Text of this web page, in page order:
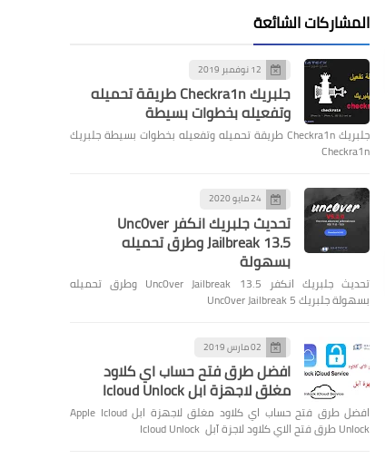
المشاركات الشائعة
12 نوفمبر 2019
جلبريك Checkra1n طريقة تحميله
وتفعيله بخطوات بسيطة
جلبريك Checkra1n طريقة تحميله وتفعيله بخطوات بسيطة جلبريك
Checkra1n
24 مايو 2020
تحديث جلبريك انكفر Unc0ver
Jailbreak 13.5 وطرق تحميله
بسهولة
تحديث جلبريك انكفر Unc0ver Jailbreak 13.5 وطرق تحميله
بسهولة جلبريك Unc0ver Jailbreak 5
02 مارس 2019
افضل طرق فتح حساب اي كلاود
مغلق لاجهزة ابل Icloud Unlock
افضل طرق فتح حساب اي كلاود مغلق لاجهزة ابل Apple Icloud
Unlock طرق فتح الاي كلاود لاجزة آبل Icloud Unlock